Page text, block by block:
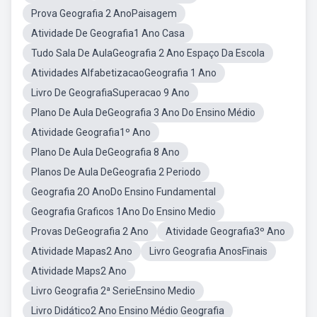
Prova Geografia 2 AnoPaisagem
Atividade De Geografia1 Ano Casa
Tudo Sala De AulaGeografia 2 Ano Espaço Da Escola
Atividades AlfabetizacaoGeografia 1 Ano
Livro De GeografiaSuperacao 9 Ano
Plano De Aula DeGeografia 3 Ano Do Ensino Médio
Atividade Geografia1º Ano
Plano De Aula DeGeografia 8 Ano
Planos De Aula DeGeografia 2 Periodo
Geografia 2O AnoDo Ensino Fundamental
Geografia Graficos 1Ano Do Ensino Medio
Provas DeGeografia 2 Ano
Atividade Geografia3º Ano
Atividade Mapas2 Ano
Livro Geografia AnosFinais
Atividade Maps2 Ano
Livro Geografia 2ª SerieEnsino Medio
Livro Didático2 Ano Ensino Médio Geografia